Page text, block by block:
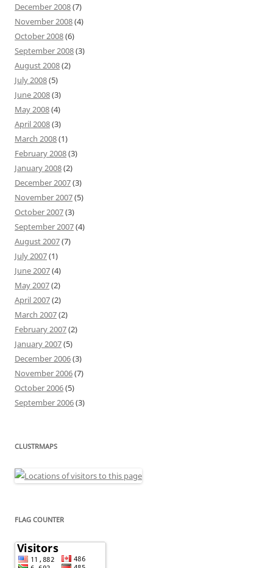
December 2008(7)
November 2008(4)
October 2008(6)
September 2008(3)
August 2008(2)
July 2008(5)
June 2008(3)
May 2008(4)
April 2008(3)
March 2008(1)
February 2008(3)
January 2008(2)
December 2007(3)
November 2007(5)
October 2007(3)
September 2007(4)
August 2007(7)
July 2007(1)
June 2007(4)
May 2007(2)
April 2007(2)
March 2007(2)
February 2007(2)
January 2007(5)
December 2006(3)
November 2006(7)
October 2006(5)
September 2006(3)
CLUSTRMAPS
FLAG COUNTER